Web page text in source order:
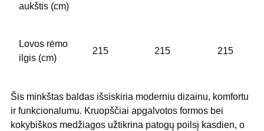
aukštis (cm)
Lovos rėmo
ilgis (cm)
215 215 215
Šis minkštas baldas išsiskiria moderniu dizainu, komfortu
ir funkcionalumu. Kruopščiai apgalvotos formos bei
kokybiškos medžiagos užtikrina patogų poilsį kasdien, o